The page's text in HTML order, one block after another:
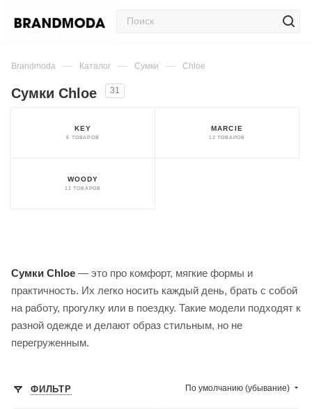
Brandmoda — Каталог — Сумки — Chloe
Сумки Chloe 31
KEY
6 ТОВАРОВ
MARCIE
12 ТОВАРОВ
WOODY
12 ТОВАРОВ
Сумки Chloe — это про комфорт, мягкие формы и
практичность. Их легко носить каждый день, брать с собой
на работу, прогулку или в поездку. Такие модели подходят к
разной одежде и делают образ стильным, но не
перегруженным.
ФИЛЬТР По умолчанию (убывание)